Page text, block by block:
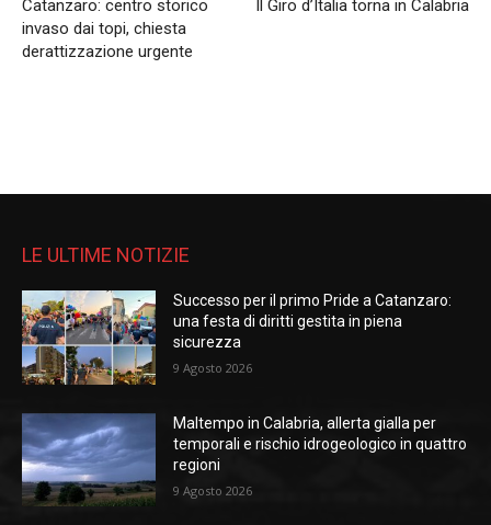
Catanzaro: centro storico
invaso dai topi, chiesta
derattizzazione urgente
Il Giro d’Italia torna in Calabria
LE ULTIME NOTIZIE
Successo per il primo Pride a Catanzaro:
una festa di diritti gestita in piena
sicurezza
9 Agosto 2026
Maltempo in Calabria, allerta gialla per
temporali e rischio idrogeologico in quattro
regioni
9 Agosto 2026